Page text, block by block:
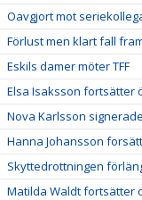
Oavgjort mot
Förlust men klart fall
Eskils damer möter TFF
Elsa Isaksson fortsätter
Nova Karlsson
Hanna Johansson
Skyttedrottningen
Matilda Waldt fortsätter